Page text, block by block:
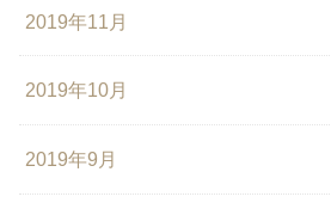
2019年11月
2019年10月
2019年9月